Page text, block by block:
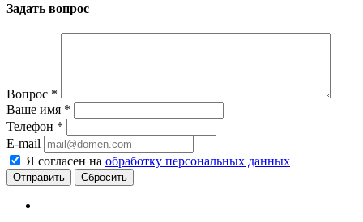
Задать вопрос
Вопрос *
Ваше имя *
Телефон *
E-mail
Я согласен на обработку персональных данных
Сбросить